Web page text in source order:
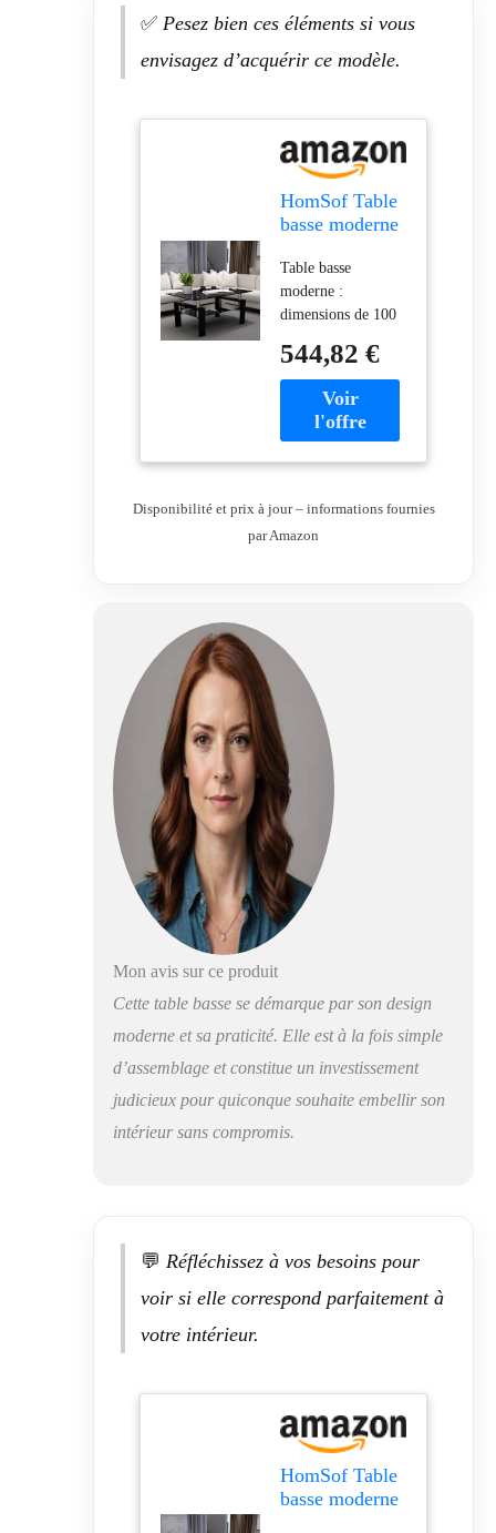
✅ Pesez bien ces éléments si vous
envisagez d’acquérir ce modèle.
HomSof Table
basse moderne
rangement
pour salon
avec pieds en
métal, carrée,
rectangulaire,
noire
Table basse
moderne :
dimensions de 100
x H), design
moderne et simple.
Surface en verre
transparent facile à
rectangulaire qui se
l'étagère inférieure
en verre dépoli de 5
mm d'épaisseur
garantissent une
grande capacité de
charge. Et utilisez
un tube en métal au
lieu des pieds en
MDF, ce qui est
plus durable et ne
se fissure jamais.
Grand espace de
apporté par une
structure en verre
double couche, la
peut contenir des
articles quotidiens,
divers peu
communs. Design
créer un style
d'intérieur unifié,
une table
multifonction
544,82 €
Disponibilité et prix à jour – informations fournies
par Amazon
Mon avis sur ce produit
Cette table basse se démarque par son design
moderne et sa praticité. Elle est à la fois simple
d’assemblage et constitue un investissement
judicieux pour quiconque souhaite embellir son
intérieur sans compromis.
💬 Réfléchissez à vos besoins pour
voir si elle correspond parfaitement à
votre intérieur.
HomSof Table
basse moderne